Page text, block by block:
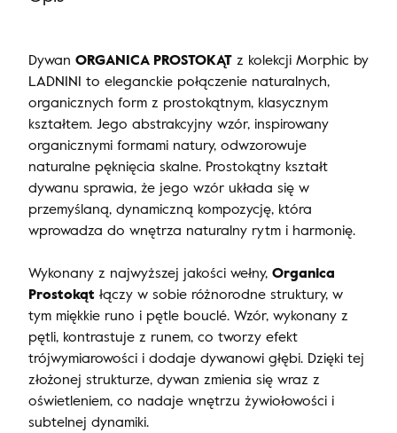
Dywan ORGANICA PROSTOKĄT z kolekcji Morphic by
LADNINI to eleganckie połączenie naturalnych,
organicznych form z prostokątnym, klasycznym
kształtem. Jego abstrakcyjny wzór, inspirowany
organicznymi formami natury, odwzorowuje
naturalne pęknięcia skalne. Prostokątny kształt
dywanu sprawia, że jego wzór układa się w
przemyślaną, dynamiczną kompozycję, która
wprowadza do wnętrza naturalny rytm i harmonię.
Wykonany z najwyższej jakości wełny, Organica
Prostokąt łączy w sobie różnorodne struktury, w
tym miękkie runo i pętle bouclé. Wzór, wykonany z
pętli, kontrastuje z runem, co tworzy efekt
trójwymiarowości i dodaje dywanowi głębi. Dzięki tej
złożonej strukturze, dywan zmienia się wraz z
oświetleniem, co nadaje wnętrzu żywiołowości i
subtelnej dynamiki.